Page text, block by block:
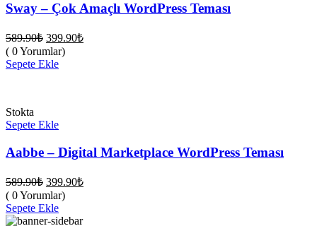
Sway – Çok Amaçlı WordPress Teması
589.90₺ Orijinal
fiyat:
589.90₺.
399.90₺Şu
( 0 Yorumlar)
Sepete Ekle
Stokta
Sepete Ekle
Aabbe – Digital Marketplace WordPress Teması
589.90₺ Orijinal
fiyat:
589.90₺.
399.90₺Şu
399.90₺.
( 0 Yorumlar)
Sepete Ekle